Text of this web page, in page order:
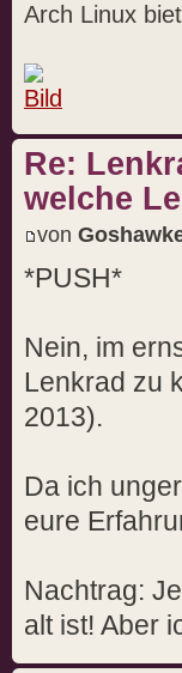
Arch Linux
Re:
welche
von
*PUSH*
Nein, im
Lenkrad zu
2013).
Da ich
eure
Nachtrag:
alt ist! Aber